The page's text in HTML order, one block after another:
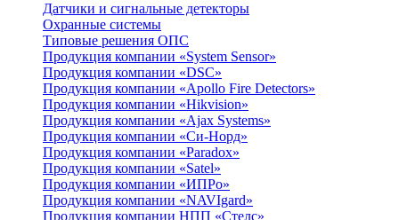
Датчики и сигнальные детекторы
Охранные системы
Типовые решения ОПС
Продукция компании «System Sensor»
Продукция компании «DSC»
Продукция компании «Apollo Fire Detectors»
Продукция компании «Hikvision»
Продукция компании «Ajax Systems»
Продукция компании «Си-Норд»
Продукция компании «Paradox»
Продукция компании «Satel»
Продукция компании «ИПРо»
Продукция компании «NAVIgard»
Продукция компании НПП «Стелс»